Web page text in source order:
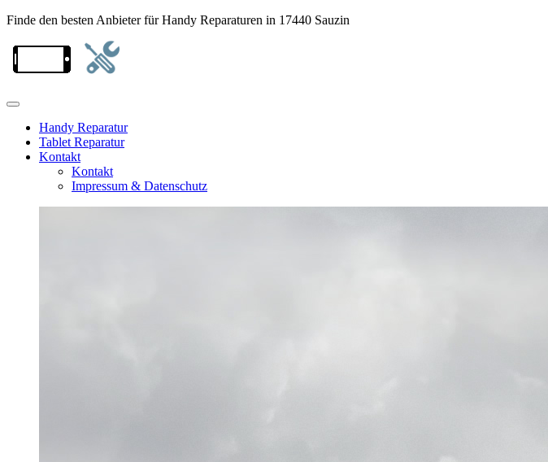
Finde den besten Anbieter für Handy Reparaturen in 17440 Sauzin
Handy Reparatur
Tablet Reparatur
Kontakt
Kontakt
Impressum & Datenschutz